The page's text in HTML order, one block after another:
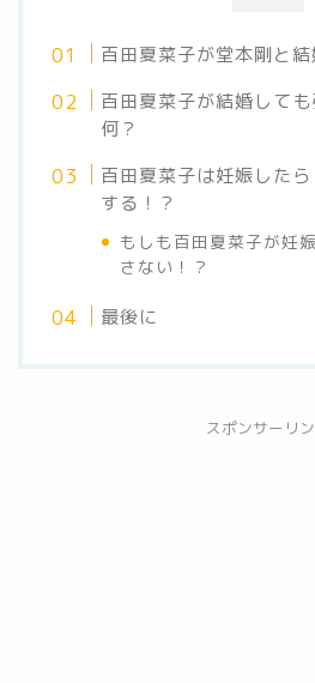
百田夏菜子が堂本剛と結
百田夏菜子が結婚して
何？
百田夏菜子は妊娠した
する！？
もしも百田夏菜子が妊
さない！？
最後に
スポンサーリ